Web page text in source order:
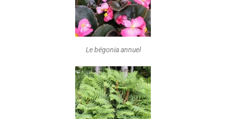
Le bégonia annuel